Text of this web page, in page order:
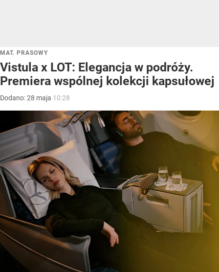
MAT. PRASOWY
Vistula x LOT: Elegancja w podróży.
Premiera wspólnej kolekcji kapsułowej
Dodano:28 maja 10:28